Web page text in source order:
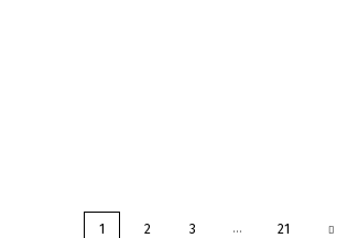
1 2 3 ... 21